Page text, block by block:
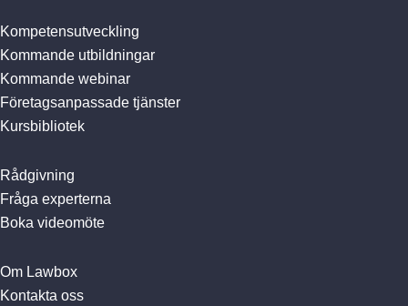
Kompetensutveckling
Kommande utbildningar
Kommande webinar
Företagsanpassade tjänster
Kursbibliotek
Rådgivning
Fråga experterna
Boka videomöte
Om Lawbox
Kontakta oss